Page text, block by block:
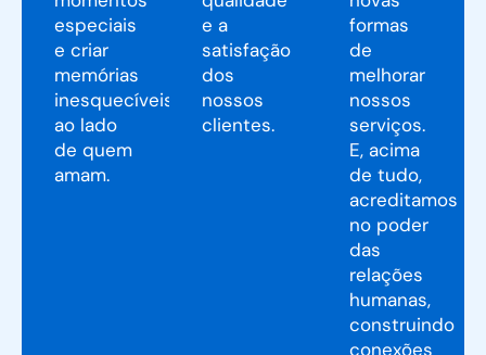
especiais
e criar
memórias
inesquecíveis
ao lado
de quem
amam.
e a
satisfação
dos
nossos
clientes.
formas
de
melhorar
nossos
serviços.
E, acima
de tudo,
acreditamos
no poder
das
relações
humanas,
construindo
conexões